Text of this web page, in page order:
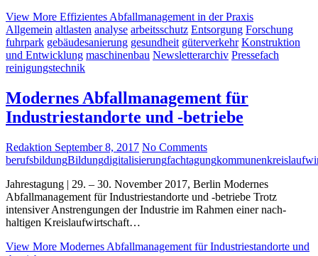
View More Effizientes Abfallmanagement in der Praxis
Allgemein altlasten analyse arbeitsschutz Entsorgung Forschung
fuhrpark gebäudesanierung gesundheit güterverkehr Konstruktion
und Entwicklung maschinenbau Newsletterarchiv Pressefach
reinigungstechnik
Modernes Abfallmanagement für
Industriestandorte und -betriebe
Redaktion September 8, 2017 No Comments
berufsbildungBildungdigitalisierungfachtagungkommunen
Jahrestagung | 29. – 30. November 2017, Berlin Modernes
Abfallmanagement für Industriestandorte und -betriebe Trotz
intensiver Anstrengungen der Industrie im Rahmen einer nach-
haltigen Kreislaufwirtschaft…
View More Modernes Abfallmanagement für Industriestandorte und